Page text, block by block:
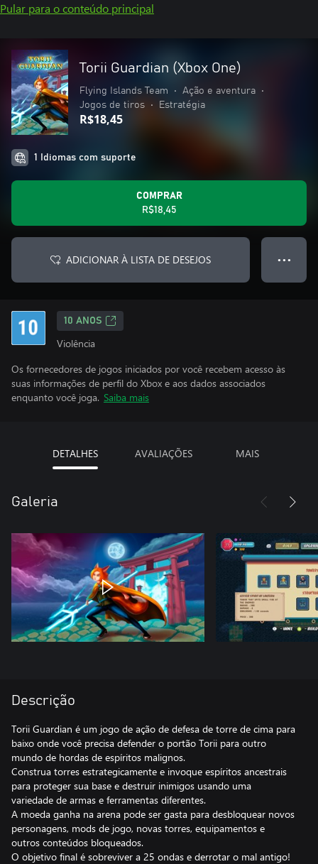
Pular para o conteúdo principal
Torii Guardian (Xbox One)
Flying Islands Team • Ação e aventura
•
Jogos de tiros
• Estratégia
R$18,45
1 Idiomas com suporte
COMPRAR
R$18,45
ADICIONAR À LISTA DE DESEJOS ● ● ●
10 ANOS
Violência
Os fornecedores de jogos iniciados por você recebem acesso às
suas informações de perfil do Xbox e aos dados associados
enquanto você joga. Saiba mais
DETALHES AVALIAÇÕES MAIS
Galeria
Descrição
Torii Guardian é um jogo de ação de defesa de torre de cima para
baixo onde você precisa defender o portão Torii para outro
mundo de hordas de espíritos malignos.
Construa torres estrategicamente e invoque espíritos ancestrais
para proteger sua base e destruir inimigos usando uma
variedade de armas e ferramentas diferentes.
A moeda ganha na arena pode ser gasta para desbloquear novos
personagens, mods de jogo, novas torres, equipamentos e
outros conteúdos bloqueados.
O objetivo final é sobreviver a 25 ondas e derrotar o mal antigo!